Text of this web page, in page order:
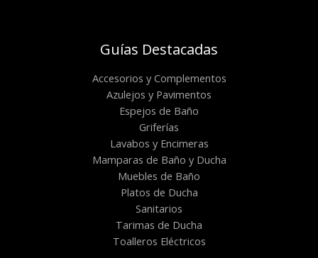
Guías Destacadas
Accesorios y Complementos
Azulejos y Pavimentos
Espejos de Baño
Griferías
Lavabos y Encimeras
Mamparas de Baño y Ducha
Muebles de Baño
Platos de Ducha
Sanitarios
Tarimas de Ducha
Toalleros Eléctricos